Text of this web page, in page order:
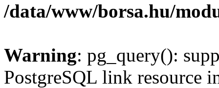
/data/www/borsa.hu/
Warning: pg_query():
PostgreSQL link resource